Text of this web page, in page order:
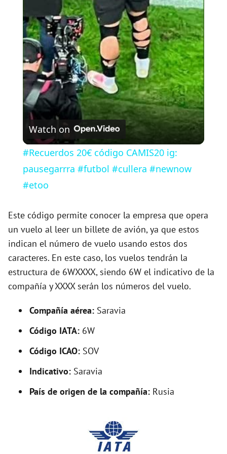
l
a
y
V
i
e
o
Watch on
#Recuerdos 20€ código CAMIS20 ig:
pausegarrra #futbol #cullera #newnow
#etoo
Este código permite conocer la empresa que opera
un vuelo al leer un billete de avión, ya que estos
indican el número de vuelo usando estos dos
caracteres. En este caso, los vuelos tendrán la
estructura de 6WXXXX, siendo 6W el indicativo de la
compañía y XXXX serán los números del vuelo.
Compañía aérea: Saravia
Código IATA: 6W
Código ICAO: SOV
Indicativo: Saravia
País de origen de la compañía: Rusia